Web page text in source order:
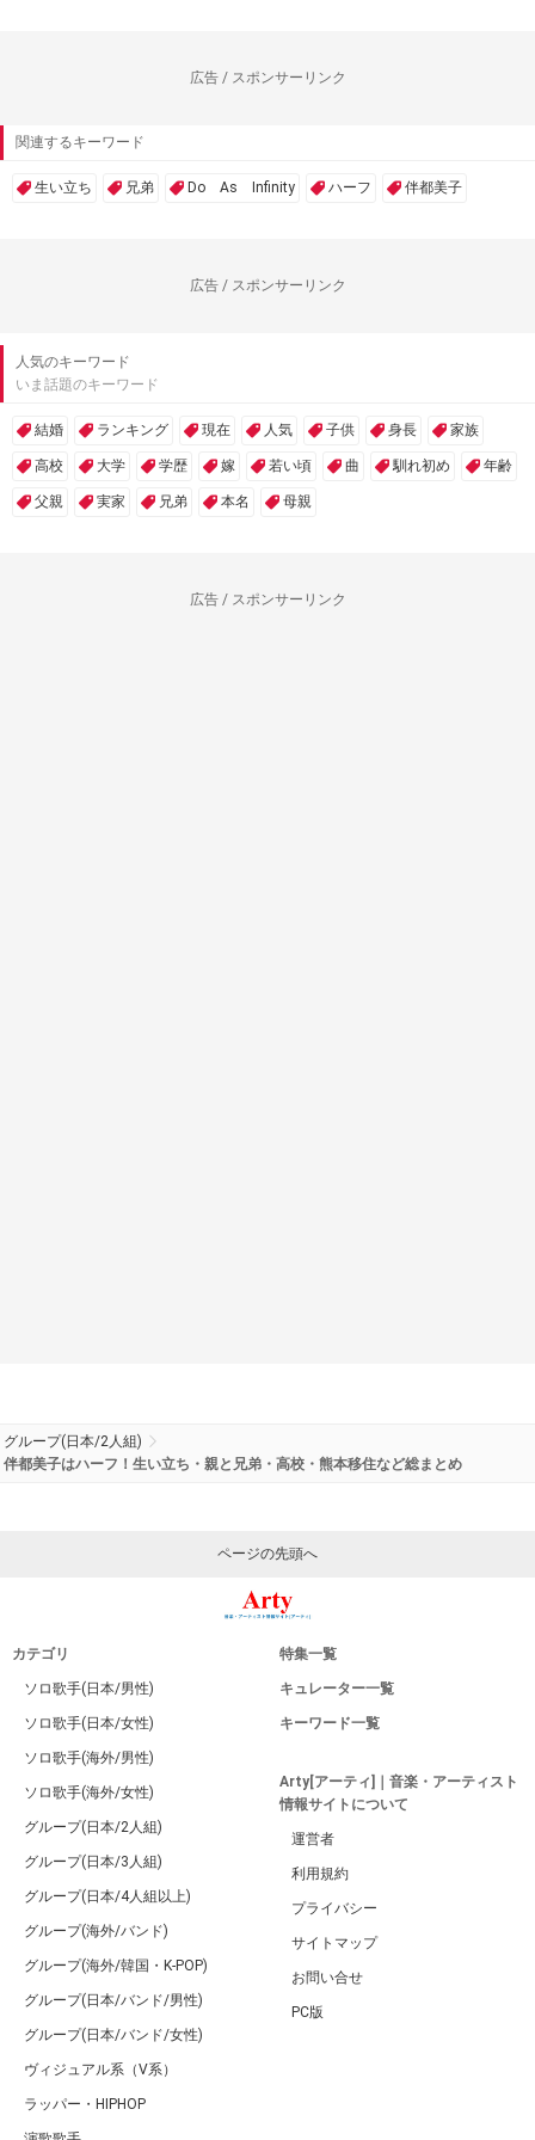
広告 / スポンサーリンク
関連するキーワード
生い立ち 兄弟 Do As Infinity ハーフ 伴都美子
広告 / スポンサーリンク
人気のキーワード
いま話題のキーワード
結婚 ランキング 現在 人気 子供 身長 家族
高校 大学 学歴 嫁 若い頃 曲 馴れ初め 年齢
父親 実家 兄弟 本名 母親
広告 / スポンサーリンク
グループ(日本/2人組)
伴都美子はハーフ！生い立ち・親と兄弟・高校・熊本移住など総まとめ
ページの先頭へ
カテゴリ
ソロ歌手(日本/男性)
ソロ歌手(日本/女性)
ソロ歌手(海外/男性)
ソロ歌手(海外/女性)
グループ(日本/2人組)
グループ(日本/3人組)
グループ(日本/4人組以上)
グループ(海外/バンド)
グループ(海外/韓国・K-POP)
グループ(日本/バンド/男性)
グループ(日本/バンド/女性)
ヴィジュアル系（V系）
ラッパー・HIPHOP
特集一覧
キュレーター一覧
キーワード一覧
Arty[アーティ]｜音楽・アーティスト
情報サイトについて
運営者
利用規約
プライバシー
サイトマップ
お問い合せ
PC版